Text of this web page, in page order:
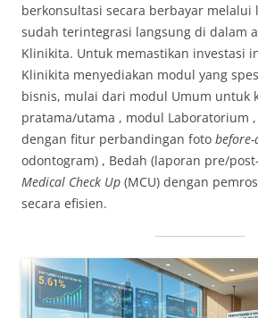
berkonsultasi secara berbayar melalui
sudah terintegrasi langsung di dalam
Klinikita. Untuk memastikan investasi
Klinikita menyediakan modul yang
bisnis, mulai dari modul Umum untuk
pratama/utama , modul Laboratorium
dengan fitur perbandingan foto
odontogram) , Bedah (laporan pre/
Medical Check Up (MCU) dengan
secara efisien.